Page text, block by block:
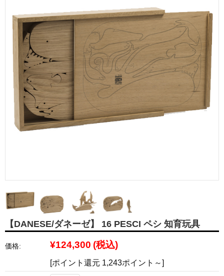
【DANESE/ダネーゼ】 16 PESCI ペシ 知育玩具
価格: ¥124,300 (税込)
[ポイント還元 1,243ポイント～]